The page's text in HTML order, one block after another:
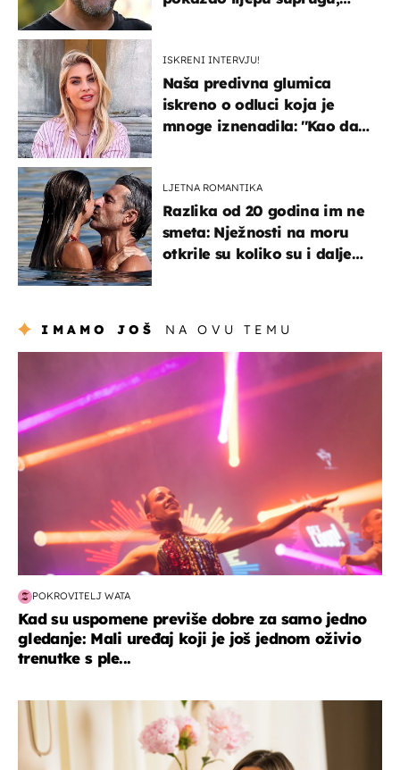
ISKRENI INTERVJU!
Naša predivna glumica
iskreno o odluci koja je
mnoge iznenadila: ''Kao da
LJETNA ROMANTIKA
Razlika od 20 godina im ne
smeta: Nježnosti na moru
otkrile su koliko su i dalje
IMAMO JOŠ NA OVU TEMU
POKROVITELJ WATA
Kad su uspomene previše dobre za samo jedno
gledanje: Mali uređaj koji je još jednom oživio
trenutke s ple...
moda & ljepota